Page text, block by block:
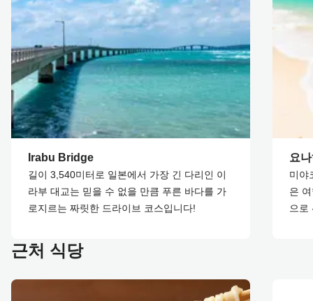
Irabu Bridge
길이 3,540미터로 일본에서 가장 긴 다리인 이
라부 대교는 믿을 수 없을 만큼 푸른 바다를 가
로지르는 짜릿한 드라이브 코스입니다!
요
미야
은
으로
근처 식당